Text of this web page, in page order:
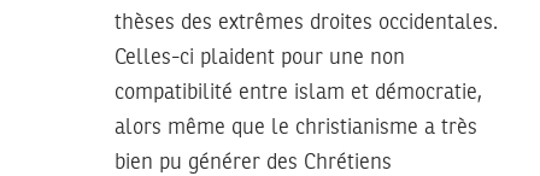
thèses des extrêmes droites occidentales.
Celles-ci plaident pour une non
compatibilité entre islam et démocratie,
alors même que le christianisme a très
bien pu générer des Chrétiens